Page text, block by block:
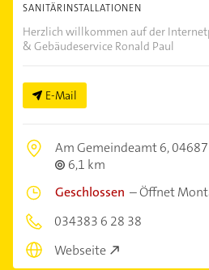
SANITÄRINSTALLATIONEN
Herzlich willkommen auf der
& Gebäudeservice Ronald Paul
E-Mail
Am Gemeindeamt 6,
6,1 km
Geschlossen –Öffnet
034383 6 28 38
Webseite